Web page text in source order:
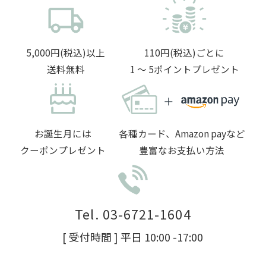
5,000円(税込)以上
送料無料
110円(税込)ごとに
1 〜 5ポイントプレゼント
お誕生月には
クーポンプレゼント
各種カード、Amazon payなど
豊富なお支払い方法
Tel. 03-6721-1604
[ 受付時間 ] 平日 10:00 -17:00